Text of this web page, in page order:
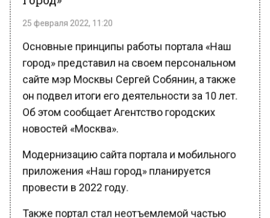
Основные принципы работы портала «Наш
город» представил на своем персональном
сайте мэр Москвы Сергей Собянин, а также
он подвел итоги его деятельности за 10 лет.
Об этом сообщает Агентство городских
новостей «Москва».
Модернизацию сайта портала и мобильного
приложения «Наш город» планируется
провести в 2022 году.
Также портал стал неотъемлемой частью